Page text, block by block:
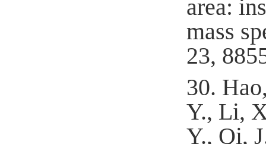
area:
mass
23,
30.
Y., Li,
Y., Qi,